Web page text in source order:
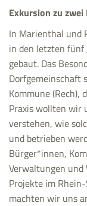
Exkursion zu
In Marienthal und
in den letzten fünf
gebaut. Das
Dorfgemeinschaft
Kommune (Rech),
Praxis wollten wir
verstehen, wie
und betrieben
Bürger*innen,
Verwaltungen
Projekte im
machten wir uns